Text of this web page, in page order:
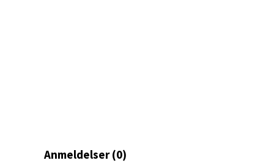
Anmeldelser (0)